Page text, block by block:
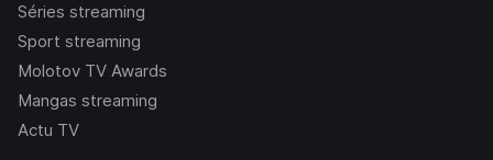
Séries streaming
Sport streaming
Molotov TV Awards
Mangas streaming
Actu TV